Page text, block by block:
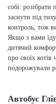
собі: розібрати
заснути під
контроль, тож
Якщо з вами
дитячий
про своїх
подорожували
Автобус